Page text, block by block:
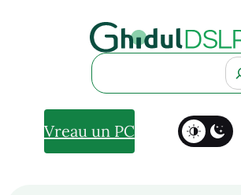
Search
Vreau un PC